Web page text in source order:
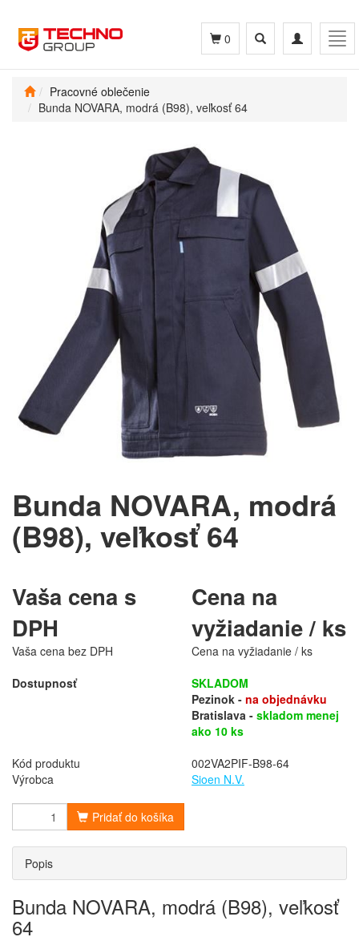
Toggle
navigation
Toggle
search
0
Pracovné oblečenie
Bunda NOVARA, modrá (B98), veľkosť 64
Bunda NOVARA, modrá
(B98), veľkosť 64
Vaša cena s
DPH
Cena na
vyžiadanie / ks
Vaša cena bez DPH
Cena na vyžiadanie / ks
Dostupnosť
SKLADOM
Pezinok - na objednávku
Bratislava - skladom menej
ako 10 ks
Kód produktu
002VA2PIF-B98-64
Výrobca
Sioen N.V.
Pridať do košíka
Popis
Bunda NOVARA, modrá (B98), veľkosť
64